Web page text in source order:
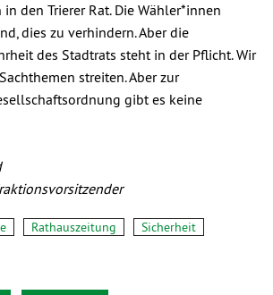
den Trierer Rat. Die Wähler*innen
dies zu verhindern. Aber die
des Stadtrats steht in der Pflicht. Wir
streiten. Aber zur
gibt es keine
Rathauszeitung
Sicherheit